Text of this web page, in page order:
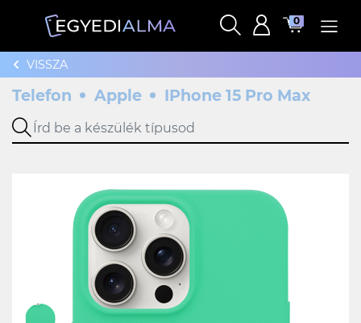
0
VISSZA
Telefon Apple IPhone 15 Pro Max